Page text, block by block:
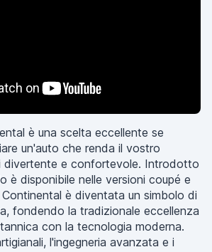
è una scelta eccellente se
un'auto che renda il vostro
divertente e confortevole. Introdotto
è disponibile nelle versioni coupé e
è diventata un simbolo di
fondendo la tradizionale eccellenza
con la tecnologia moderna.
l'ingegneria avanzata e i